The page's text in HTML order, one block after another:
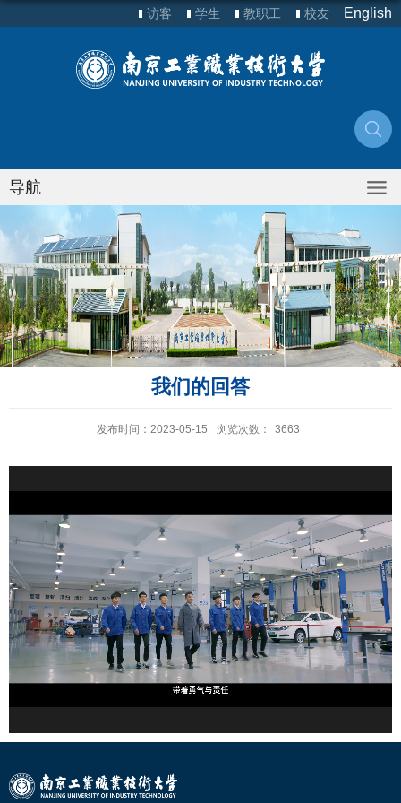
访客 学生 教职工 校友 English
导航
我们的回答
发布时间：2023-05-15 浏览次数： 3663